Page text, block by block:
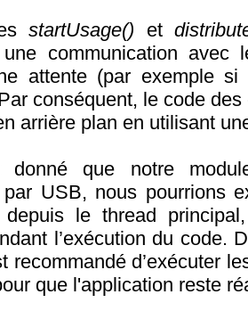
startUsage() et
une communication avec
attente (par exemple
conséquent, le code
arrière plan en utilisant
donné que notre
par USB, nous pourrions
depuis le thread
l’exécution du code.
recommandé d’exécuter
que l'application reste